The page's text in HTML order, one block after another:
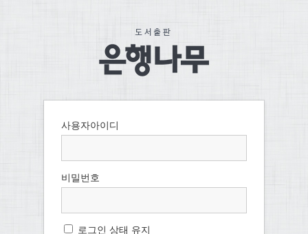
사용자아이디
비밀번호
로그인 상태 유지